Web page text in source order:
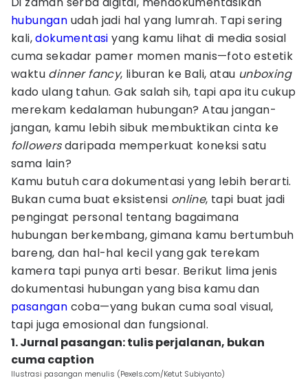
hubungan udah jadi hal yang lumrah. Tapi sering
kali,dokumentasi yang kamu lihat di media sosial
cuma sekadar pamer momen manis—foto estetik
waktu dinner fancy, liburan ke Bali, atau unboxing
kado ulang tahun. Gak salah sih, tapi apa itu cukup
merekam kedalaman hubungan? Atau jangan-
jangan, kamu lebih sibuk membuktikan cinta ke
followersdaripada memperkuat koneksi satu
sama lain?
Kamu butuh cara dokumentasi yang lebih berarti.
Bukan cuma buat eksistensi online, tapi buat jadi
pengingat personal tentang bagaimana
hubungan berkembang, gimana kamu bertumbuh
bareng, dan hal-hal kecil yang gak terekam
kamera tapi punya arti besar. Berikut lima jenis
dokumentasi hubungan yang bisa kamu dan
pasangan coba—yang bukan cuma soal visual,
tapi juga emosional dan fungsional.
1. Jurnal pasangan: tulis perjalanan, bukan
cuma caption
Ilustrasi pasangan menulis (Pexels.com/Ketut Subiyanto)